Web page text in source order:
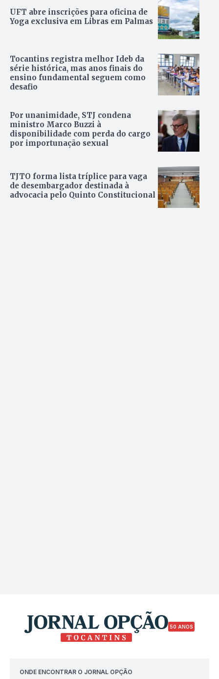
UFT abre inscrições para oficina de
Yoga exclusiva em Libras em Palmas
Tocantins registra melhor Ideb da
série histórica, mas anos finais do
ensino fundamental seguem como
desafio
Por unanimidade, STJ condena
ministro Marco Buzzi à
disponibilidade com perda do cargo
por importunação sexual
TJTO forma lista tríplice para vaga
de desembargador destinada à
advocacia pelo Quinto Constitucional
50 ANOS
ONDE ENCONTRAR O JORNAL OPÇÃO